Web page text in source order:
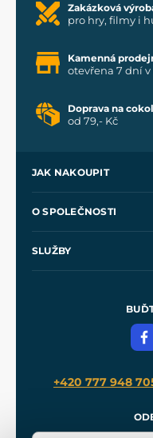
Zakázková
pro hry, filmy i
Kamenná
otevřena 7 dní
Doprava na
od 79,- Kč
JAK NAKOUPIT
Velkoobchod
O SPOLEČNOSTI
SLUŽBY
Meče pro
+420 777 948